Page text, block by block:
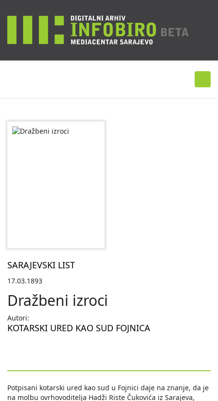
SARAJEVSKI LIST
17.03.1893
Dražbeni izroci
Autori:
KOTARSKI URED KAO SUD FOJNICA
Potpisani kotarski ured kao sud u Fojnici daje na znanje, da je
na molbu ovrhovoditelja Hadži Riste Čukovića iz Sarajeva,